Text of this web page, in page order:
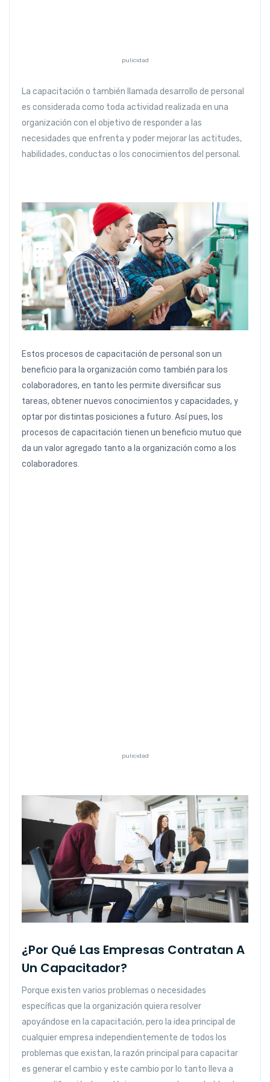
pulicidad
La capacitación o también llamada desarrollo de personal
es considerada como toda actividad realizada en una
organización con el objetivo de responder a las
necesidades que enfrenta y poder mejorar las actitudes,
habilidades, conductas o los conocimientos del personal.
Estos procesos de capacitación de personal son un
beneficio para la organización como también para los
colaboradores, en tanto les permite diversificar sus
tareas, obtener nuevos conocimientos y capacidades, y
optar por distintas posiciones a futuro. Así pues, los
procesos de capacitación tienen un beneficio mutuo que
da un valor agregado tanto a la organización como a los
colaboradores.
pulicidad
¿Por Qué Las Empresas Contratan A
Un Capacitador?
Porque existen varios problemas o necesidades
específicas que la organización quiera resolver
apoyándose en la capacitación, pero la idea principal de
cualquier empresa independientemente de todos los
problemas que existan, la razón principal para capacitar
es generar el cambio y este cambio por lo tanto lleva a